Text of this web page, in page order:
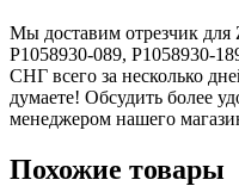
Мы доставим отрезчик для
P1058930-089, P1058930-
СНГ всего за несколько
думаете! Обсудить более
менеджером нашего
Похожие товары